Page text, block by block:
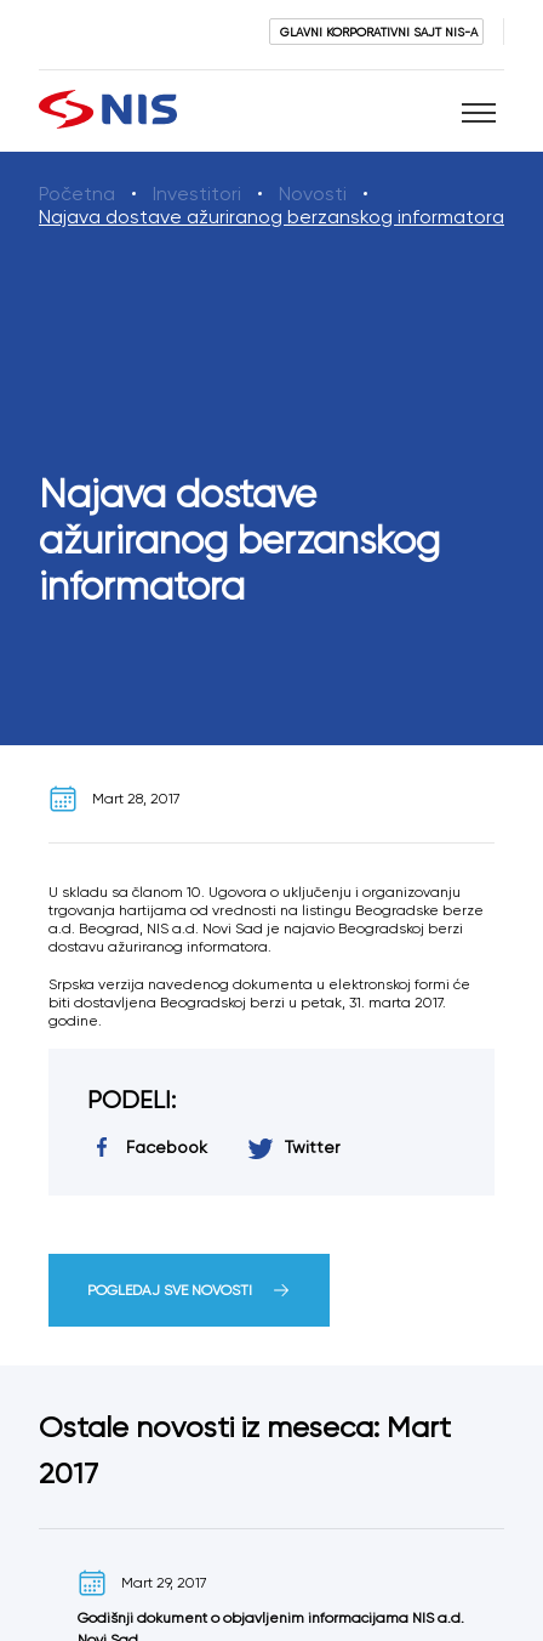
GLAVNI KORPORATIVNI SAJT NIS-A
Pretraži
Početna Investitori
Novosti
Najava dostave ažuriranog berzanskog informatora
Najava dostave
ažuriranog berzanskog
informatora
Mart 28, 2017
U skladu sa članom 10. Ugovora o uključenju i organizovanju
trgovanja hartijama od vrednosti na listingu Beogradske berze
a.d. Beograd, NIS a.d. Novi Sad je najavio Beogradskoj berzi
dostavu ažuriranog informatora.
Srpska verzija navedenog dokumenta u elektronskoj formi će
biti dostavljena Beogradskoj berzi u petak, 31. marta 2017.
godine.
PODELI:
Facebook Twitter
POGLEDAJ SVE NOVOSTI
Ostale novosti iz meseca: Mart
2017
Mart 29, 2017
Godišnji dokument o objavljenim informacijama NIS a.d.